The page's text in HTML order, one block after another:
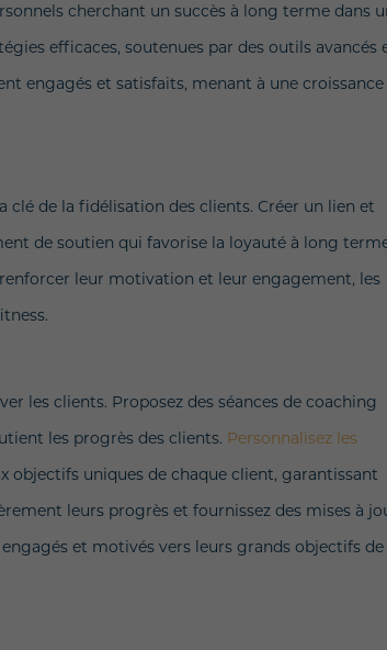
cherchant un succès à long terme dans
efficaces, soutenues par des outils avancés
engagés et satisfaits, menant à une croissance
clé de la fidélisation des clients. Créer un lien et
de soutien qui favorise la loyauté à long
leur motivation et leur engagement, les
les clients. Proposez des séances de coaching
les progrès des clients. Personnalisez les
objectifs uniques de chaque client, garantissant
leurs progrès et fournissez des mises à
et motivés vers leurs grands objectifs de